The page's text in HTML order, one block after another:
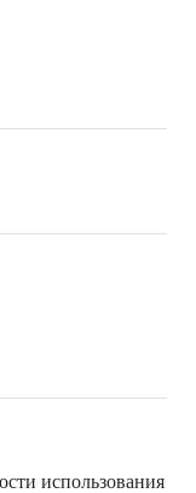
использования